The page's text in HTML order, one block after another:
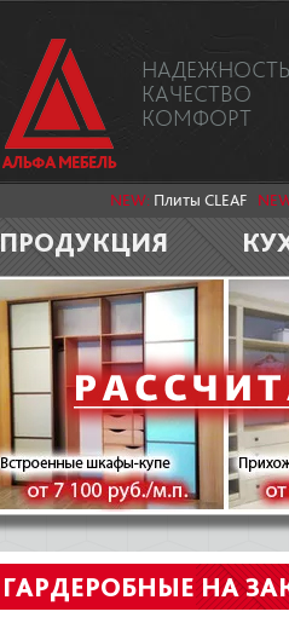
НАДЕЖНОСТЬ
КАЧЕСТВО
КОМФОРТ
NEW: Плиты CLEAF
ПРОДУКЦИЯ
ГАРДЕРОБНЫЕ НА